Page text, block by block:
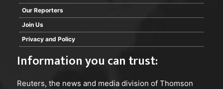
Our Reporters
Join Us
Privacy and Policy
Information you can trust:
Reuters, the news and media division of Thomson